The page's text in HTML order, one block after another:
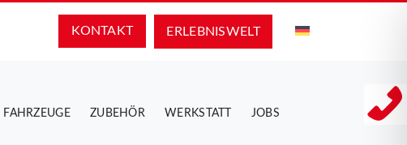
ERLEBNIS­WELT
KONTAKT
FAHRZEUGE ZUBEHÖR WERKSTATT JOBS